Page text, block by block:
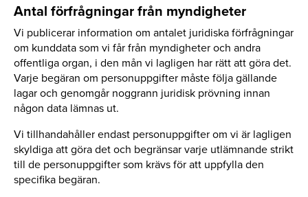
Antal förfrågningar från myndigheter
Vi publicerar information om antalet juridiska förfrågningar
om kunddata som vi får från myndigheter och andra
offentliga organ, i den mån vi lagligen har rätt att göra det.
Varje begäran om personuppgifter måste följa gällande
lagar och genomgår noggrann juridisk prövning innan
någon data lämnas ut.
Vi tillhandahåller endast personuppgifter om vi är lagligen
skyldiga att göra det och begränsar varje utlämnande strikt
till de personuppgifter som krävs för att uppfylla den
specifika begäran.